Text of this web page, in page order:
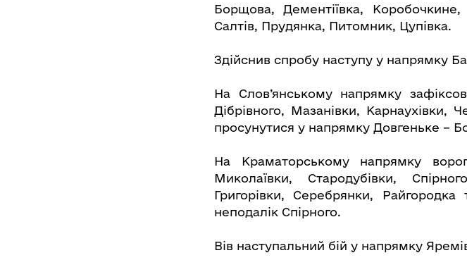
Борщова, Дементіївка,
Салтів, Прудянка, Питомник, Цупівка.
Здійснив спробу наступу у напрямку
На Слов’янському напрямку
Дібрівного, Мазанівки, Карнаухівки,
просунутися у напрямку Довгеньке –
На Краматорському напрямку
Миколаївки, Стародубівки,
Григорівки, Серебрянки, Райгородка
неподалік Спірного.
Вів наступальний бій у напрямку